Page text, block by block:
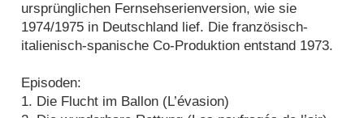
ursprünglichen Fernsehserienversion, wie sie
1974/1975 in Deutschland lief. Die französisch-
italienisch-spanische Co-Produktion entstand 1973.
Episoden:
1. Die Flucht im Ballon (L’évasion)